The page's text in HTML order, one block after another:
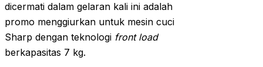
dicermati dalam gelaran kali ini adalah
promo menggiurkan untuk mesin cuci
Sharp dengan teknologi front load
berkapasitas 7 kg.